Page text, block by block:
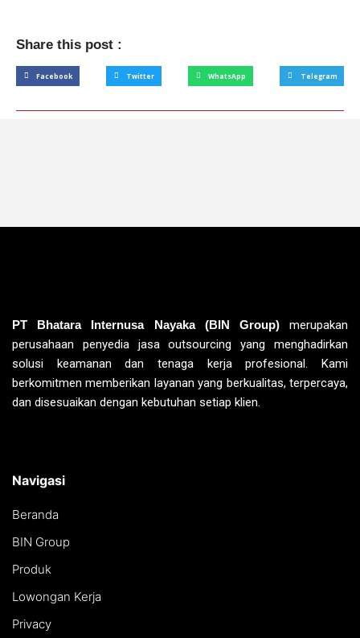
Share this post :
Facebook Twitter WhatsApp Telegram
PT Bhatara Internusa Nayaka (BIN Group)merupakan
perusahaan penyedia jasa outsourcing yang menghadirkan
solusi keamanan dan tenaga kerja profesional. Kami
berkomitmen memberikan layanan yang berkualitas, terpercaya,
dan disesuaikan dengan kebutuhan setiap klien.
Navigasi
Beranda
BIN Group
Produk
Lowongan Kerja
Privacy